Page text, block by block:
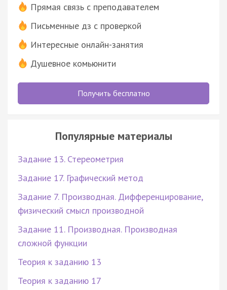
Прямая связь с преподавателем
Письменные дз с проверкой
Интересные онлайн-занятия
Душевное комьюнити
Получить бесплатно
Популярные материалы
Задание 13. Стереометрия
Задание 17. Графический метод
Задание 7. Производная. Дифференцирование,
физический смысл производной
Задание 11. Производная. Производная
сложной функции
Теория к заданию 13
Теория к заданию 17